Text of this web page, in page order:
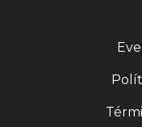
te ayudará a
te rodean o las
distinta a la que
considerar para